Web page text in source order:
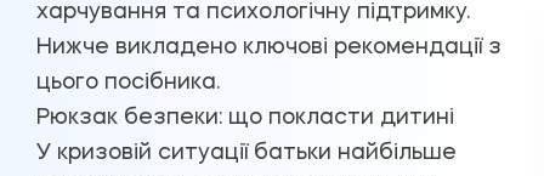
харчування та психологічну підтримку.
Нижче викладено ключові рекомендації з
цього посібника.
Рюкзак безпеки: що покласти дитині
У кризовій ситуації батьки найбільше